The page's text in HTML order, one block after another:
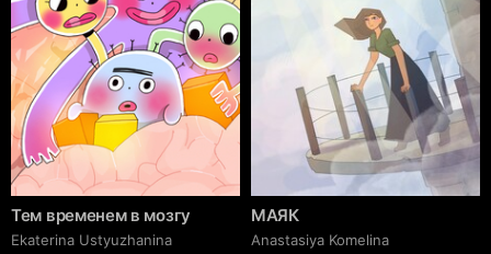
Тем временем в мозгу
Ekaterina Ustyuzhanina
МАЯК
Anastasiya Komelina